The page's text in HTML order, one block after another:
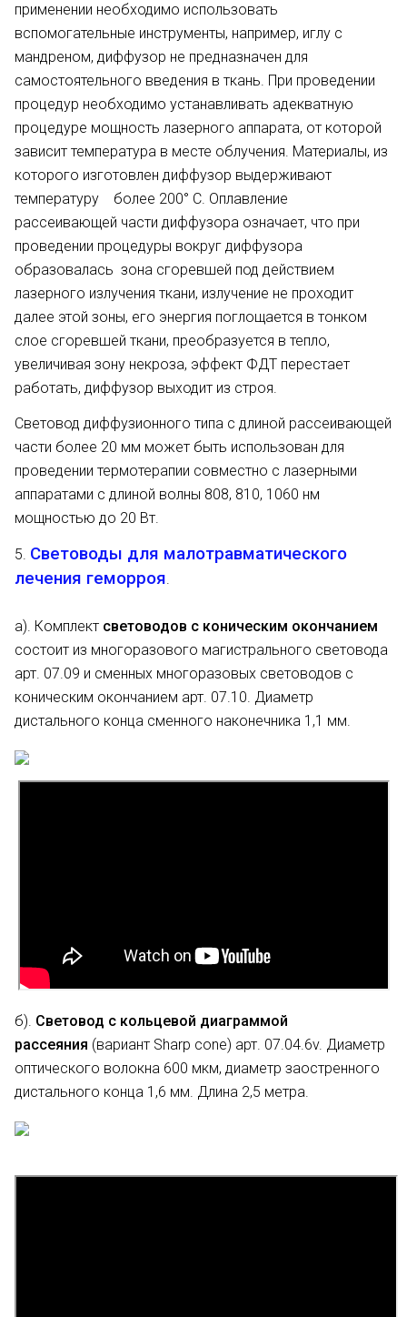
применении необходимо использовать
вспомогательные инструменты, например, иглу с
мандреном, диффузор не предназначен для
самостоятельного введения в ткань. При проведении
процедур необходимо устанавливать адекватную
процедуре мощность лазерного аппарата, от которой
зависит температура в месте облучения. Материалы, из
которого изготовлен диффузор выдерживают
температуру более 200° С. Оплавление
рассеивающей части диффузора означает, что при
проведении процедуры вокруг диффузора
образовалась зона сгоревшей под действием
лазерного излучения ткани, излучение не проходит
далее этой зоны, его энергия поглощается в тонком
слое сгоревшей ткани, преобразуется в тепло,
увеличивая зону некроза, эффект ФДТ перестает
работать, диффузор выходит из строя.
Световод диффузионного типа с длиной рассеивающей
части более 20 мм может быть использован для
проведении термотерапии совместно с лазерными
аппаратами с длиной волны 808, 810, 1060 нм
мощностью до 20 Вт.
5. Световоды для малотравматического
лечения геморроя
а). Комплект световодов с коническим окончанием
состоит из многоразового магистрального световода
арт. 07.09 и сменных многоразовых световодов с
коническим окончанием арт. 07.10. Диаметр
дистального конца сменного наконечника 1,1 мм.
б). Световод с кольцевой диаграммой
рассеяния (вариант Sharp cone) арт. 07.04.6v. Диаметр
оптического волокна 600 мкм, диаметр заостренного
дистального конца 1,6 мм. Длина 2,5 метра.